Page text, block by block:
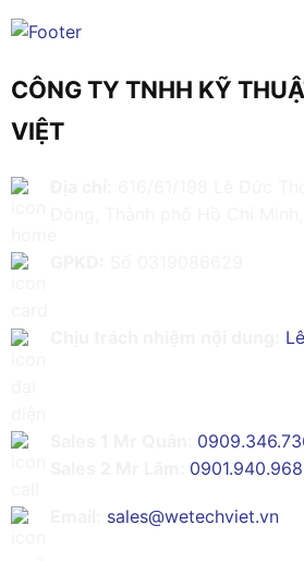
CÔNG TY TNHH KỸ
VIỆT
0901.940.968
sales@wetechviet.vn